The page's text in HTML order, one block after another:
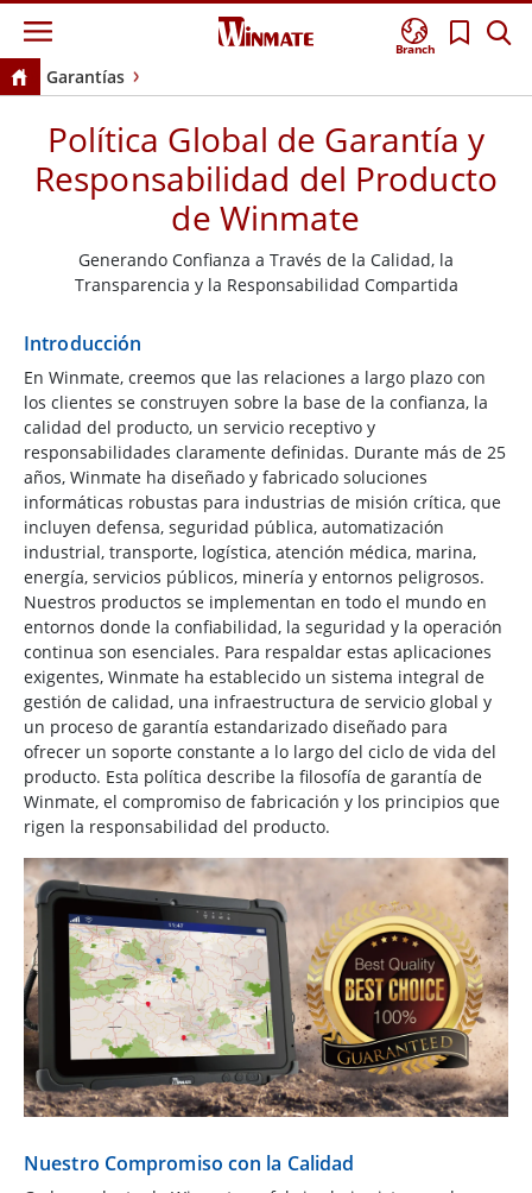
Branch
Garantías
Política Global de Garantía y
Responsabilidad del Producto
de Winmate
Generando Confianza a Través de la Calidad, la
Transparencia y la Responsabilidad Compartida
Introducción
En Winmate, creemos que las relaciones a largo plazo con
los clientes se construyen sobre la base de la confianza, la
calidad del producto, un servicio receptivo y
responsabilidades claramente definidas. Durante más de 25
años, Winmate ha diseñado y fabricado soluciones
informáticas robustas para industrias de misión crítica, que
incluyen defensa, seguridad pública, automatización
industrial, transporte, logística, atención médica, marina,
energía, servicios públicos, minería y entornos peligrosos.
Nuestros productos se implementan en todo el mundo en
entornos donde la confiabilidad, la seguridad y la operación
continua son esenciales. Para respaldar estas aplicaciones
exigentes, Winmate ha establecido un sistema integral de
gestión de calidad, una infraestructura de servicio global y
un proceso de garantía estandarizado diseñado para
ofrecer un soporte constante a lo largo del ciclo de vida del
producto. Esta política describe la filosofía de garantía de
Winmate, el compromiso de fabricación y los principios que
rigen la responsabilidad del producto.
Nuestro Compromiso con la Calidad